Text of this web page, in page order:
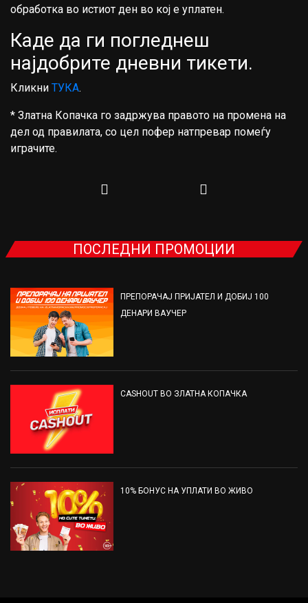
обработка во истиот ден во кој е уплатен.
Каде да ги погледнеш
најдобрите дневни тикети.
Кликни ТУКА.
* Златна Копачка го задржува правото на промена на
дел од правилата, со цел пофер натпревар помеѓу
играчите.
ПОСЛЕДНИ ПРОМОЦИИ
ПРЕПОРАЧАЈ ПРИЈАТЕЛ И ДОБИЈ 100
ДЕНАРИ ВАУЧЕР
CASHOUT ВО ЗЛАТНА КОПАЧКА
10% БОНУС НА УПЛАТИ ВО ЖИВО